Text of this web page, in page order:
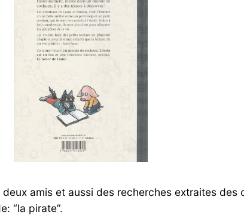
amis et aussi des recherches extraites des
“la pirate”.